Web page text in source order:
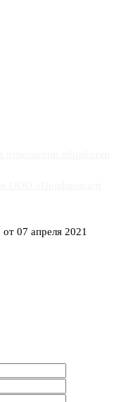
07 апреля 2021